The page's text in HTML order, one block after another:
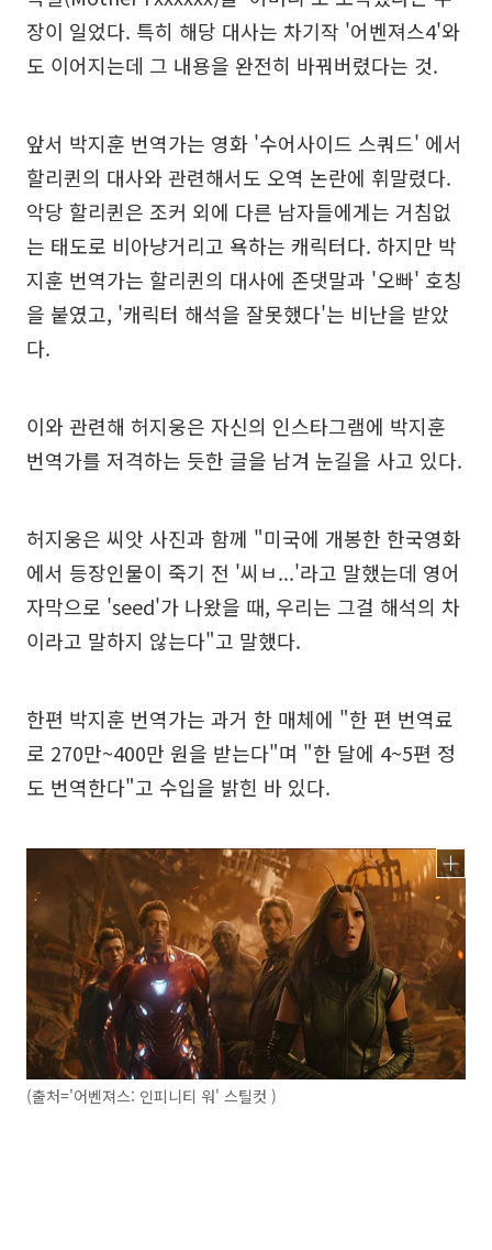
장이 일었다. 특히 해당 대사는 차기작 '어벤져스4'와
도 이어지는데 그 내용을 완전히 바꿔버렸다는 것.
앞서 박지훈 번역가는 영화 '수어사이드 스쿼드' 에서
할리퀸의 대사와 관련해서도 오역 논란에 휘말렸다.
악당 할리퀸은 조커 외에 다른 남자들에게는 거침없
는 태도로 비아냥거리고 욕하는 캐릭터다. 하지만 박
지훈 번역가는 할리퀸의 대사에 존댓말과 '오빠' 호칭
을 붙였고, '캐릭터 해석을 잘못했다'는 비난을 받았
다.
이와 관련해 허지웅은 자신의 인스타그램에 박지훈
번역가를 저격하는 듯한 글을 남겨 눈길을 사고 있다.
허지웅은 씨앗 사진과 함께 "미국에 개봉한 한국영화
에서 등장인물이 죽기 전 '씨ㅂ...'라고 말했는데 영어
자막으로 'seed'가 나왔을 때, 우리는 그걸 해석의 차
이라고 말하지 않는다"고 말했다.
한편 박지훈 번역가는 과거 한 매체에 "한 편 번역료
로 270만~400만 원을 받는다"며 "한 달에 4~5편 정
도 번역한다"고 수입을 밝힌 바 있다.
(출처='어벤져스: 인피니티 워' 스틸컷 )